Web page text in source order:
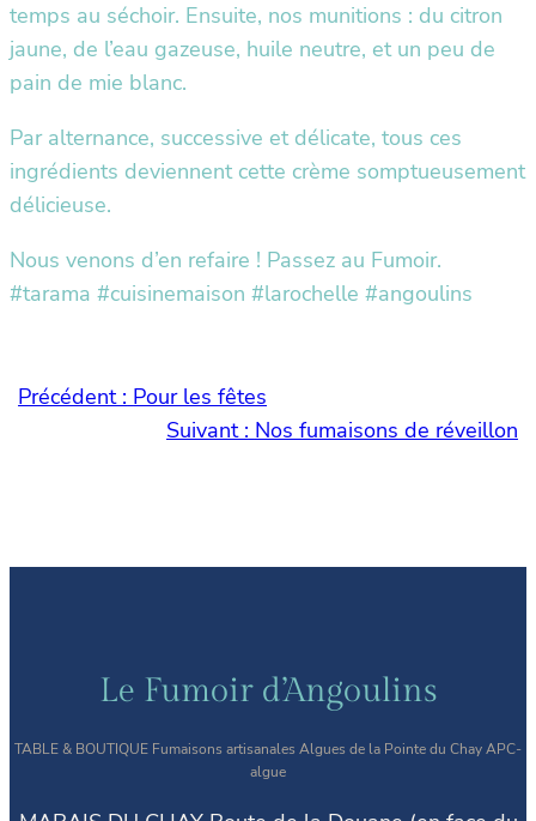
temps au séchoir. Ensuite, nos munitions : du citron
jaune, de l’eau gazeuse, huile neutre, et un peu de
pain de mie blanc.
Par alternance, successive et délicate, tous ces
ingrédients deviennent cette crème somptueusement
délicieuse.
Nous venons d’en refaire ! Passez au Fumoir.
#tarama #cuisinemaison #larochelle #angoulins
Précédent : Pour les fêtes
Suivant : Nos fumaisons de réveillon
Le Fumoir d’Angoulins
TABLE & BOUTIQUE Fumaisons artisanales Algues de la Pointe du Chay APC-
algue